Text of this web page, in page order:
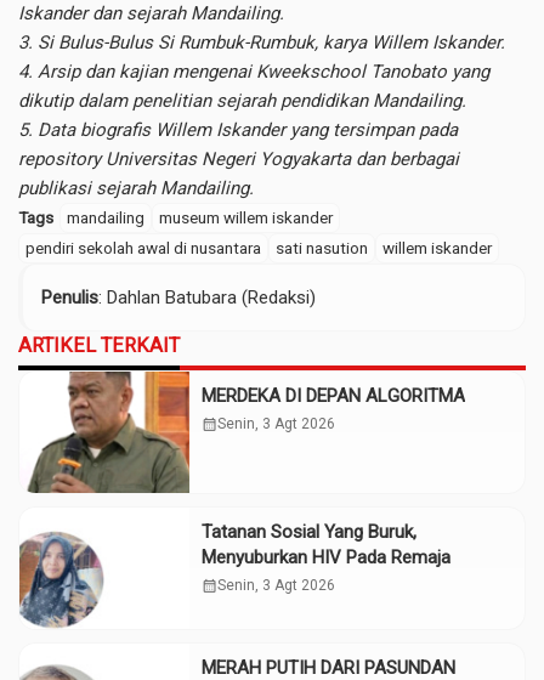
Iskander dan sejarah Mandailing.
3. Si Bulus-Bulus Si Rumbuk-Rumbuk, karya Willem Iskander.
4. Arsip dan kajian mengenai Kweekschool Tanobato yang
dikutip dalam penelitian sejarah pendidikan Mandailing.
5. Data biografis Willem Iskander yang tersimpan pada
repository Universitas Negeri Yogyakarta dan berbagai
publikasi sejarah Mandailing.
Tags mandailing
museum willem iskander
pendiri sekolah awal di nusantara
sati nasution willem iskander
Penulis: Dahlan Batubara (Redaksi)
ARTIKEL TERKAIT
MERDEKA DI DEPAN ALGORITMA
calendar_monthSenin, 3 Agt 2026
Tatanan Sosial Yang Buruk,
Menyuburkan HIV Pada Remaja
calendar_monthSenin, 3 Agt 2026
MERAH PUTIH DARI PASUNDAN